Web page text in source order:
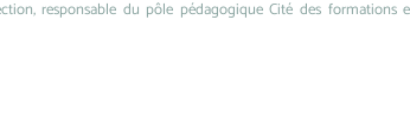
responsable du pôle pédagogique Cité des formations